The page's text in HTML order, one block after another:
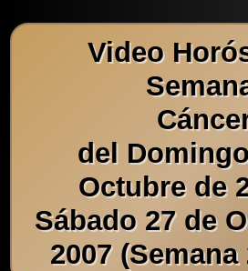
Video
del
Octubre de
Sábado 27 de
2007 (Semana